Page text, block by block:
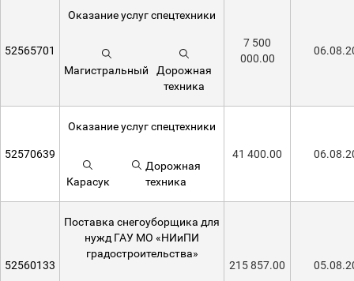
52565701
Оказание услуг спецтехники
Магистральный
Дорожная
техника
7 500
000.00
52570639
Оказание услуг спецтехники
Карасук
Дорожная
техника
41 400.00
52560133
Поставка снегоуборщика для
нужд ГАУ МО «НИиПИ
градостроительства»
215 857.00